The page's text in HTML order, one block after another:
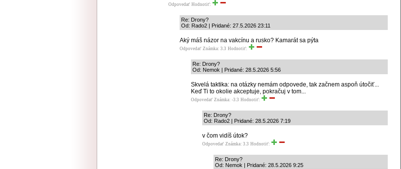
Odpovedať Hodnotiť:
Re: Drony?
Od: Rado2 | Pridané: 27.5.2026 23:11
Aký máš názor na vakcínu a rusko? Kamarát sa pýta
Odpovedať Známka: 3.3 Hodnotiť:
Re: Drony?
Od: Nemok | Pridané: 28.5.2026 5:56
Skvelá taktika: na otázky nemám odpovede, tak začnem aspoň útočiť...
Keď Ti to okolie akceptuje, pokračuj v tom...
Odpovedať Známka: -3.3 Hodnotiť:
Re: Drony?
Od: Rado2 | Pridané: 28.5.2026 7:19
v čom vidíš útok?
Odpovedať Známka: 3.3 Hodnotiť:
Re: Drony?
Od: Nemok | Pridané: 28.5.2026 9:25